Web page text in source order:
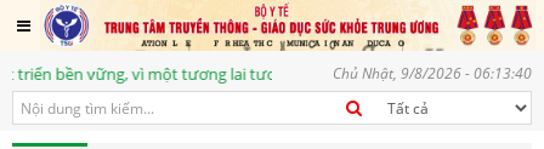
bền vững, vì một tương lai tươi sáng Chủ Nhật, 9/8/2026 - 06:13:41